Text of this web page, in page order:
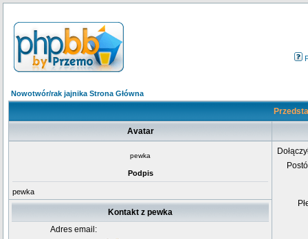
Nowotwór/rak jajnika Strona Główna
Avatar
pewka
Podpis
pewka
Kontakt z pewka
Adres email: